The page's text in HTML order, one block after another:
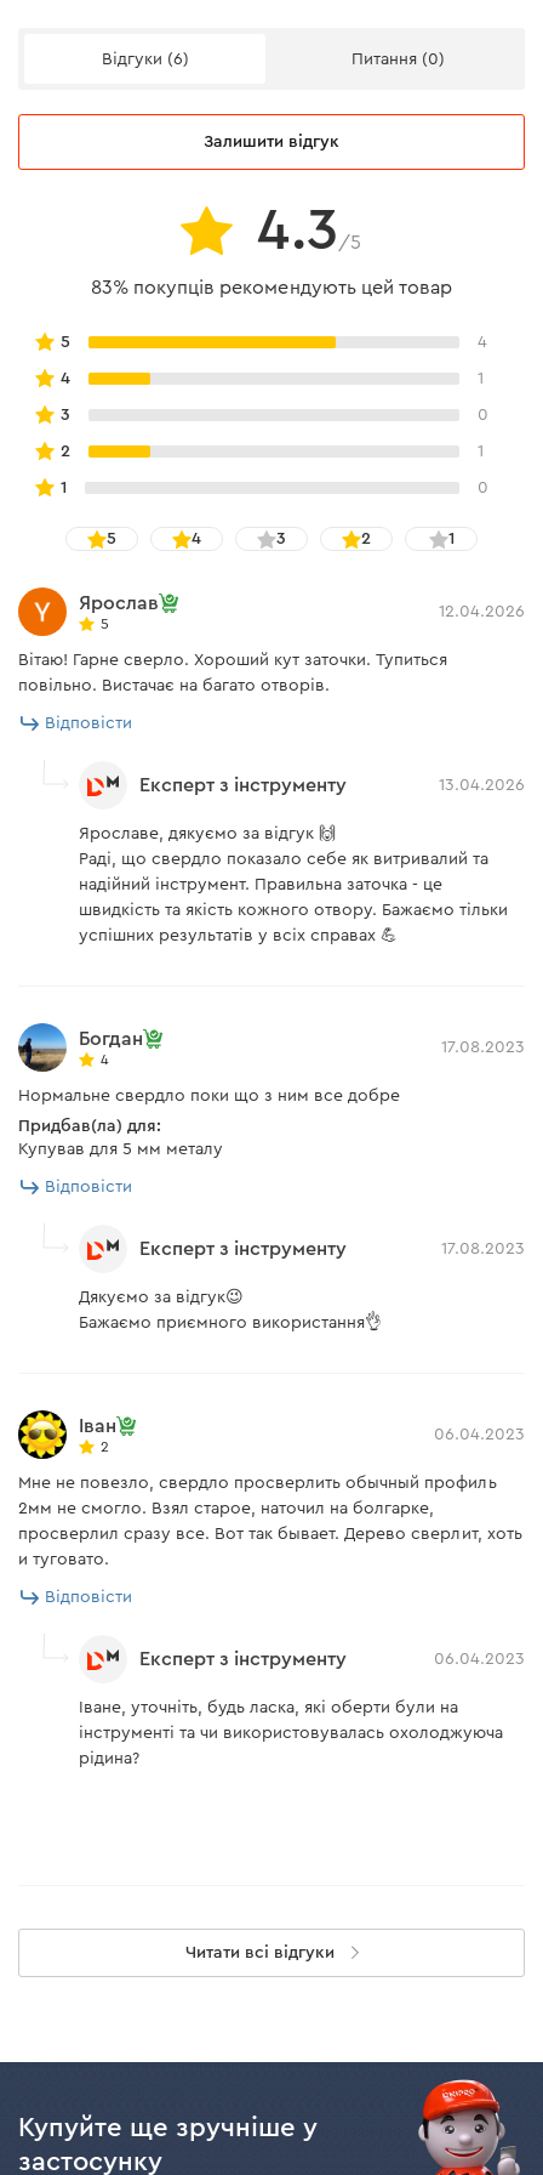
Відгуки (6) Питання (0)
Залишити відгук
4.3 /5
83% покупців рекомендують цей товар
5 4
4 1
3 0
2 1
1 0
5 4 3 2 1
Ярослав
5
12.04.2026
Вітаю! Гарне сверло. Хороший кут заточки. Тупиться
повільно. Вистачає на багато отворів.
Відповісти
Експерт з інструменту 13.04.2026
Ярославе, дякуємо за відгук 🙌
Раді, що свердло показало себе як витривалий та
надійний інструмент. Правильна заточка - це
швидкість та якість кожного отвору. Бажаємо тільки
успішних результатів у всіх справах 💪
Богдан
4
17.08.2023
Нормальне свердло поки що з ним все добре
Придбав(ла) для:
Купував для 5 мм металу
Відповісти
Експерт з інструменту 17.08.2023
Дякуємо за відгук😉
Бажаємо приємного використання👌
Іван
2
06.04.2023
Мне не повезло, свердло просверлить обычный профиль
2мм не смогло. Взял старое, наточил на болгарке,
просверлил сразу все. Вот так бывает. Дерево сверлит, хоть
и туговато.
Відповісти
Експерт з інструменту 06.04.2023
Іване, уточніть, будь ласка, які оберти були на
інструменті та чи використовувалась охолоджуюча
рідина?
Читати всі відгуки
Купуйте ще зручніше у
застосунку